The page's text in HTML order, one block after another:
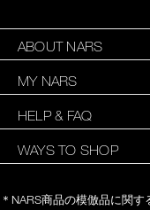
ABOUT NARS
MY NARS
HELP & FAQ
WAYS TO SHOP
＊NARS商品の模倣品に関す